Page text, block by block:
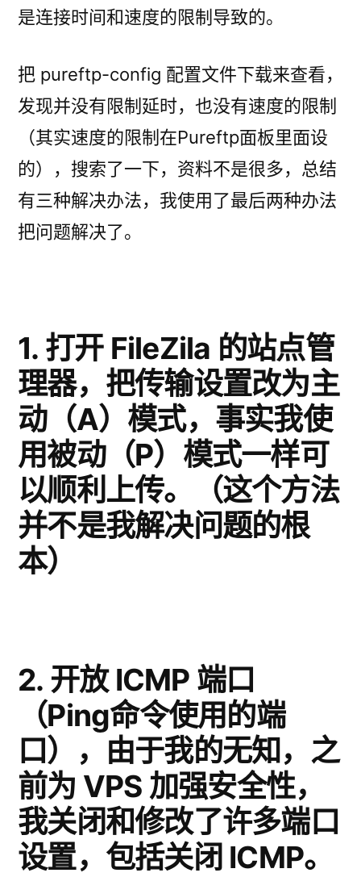
是连接时间和速度的限制导致的。
把 pureftp-config 配置文件下载来查看，
发现并没有限制延时，也没有速度的限制
（其实速度的限制在Pureftp面板里面设
的），搜索了一下，资料不是很多，总结
有三种解决办法，我使用了最后两种办法
把问题解决了。
1. 打开 FileZila 的站点管
理器，把传输设置改为主
动（A）模式，事实我使
用被动（P）模式一样可
以顺利上传。（这个方法
并不是我解决问题的根
本）
2. 开放 ICMP 端口
（Ping命令使用的端
口），由于我的无知，之
前为 VPS 加强安全性，
我关闭和修改了许多端口
设置，包括关闭 ICMP。